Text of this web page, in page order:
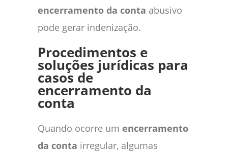
encerramento da conta abusivo
pode gerar indenização.
Procedimentos e
soluções jurídicas para
casos de
encerramento da
conta
Quando ocorre um encerramento
da conta irregular, algumas